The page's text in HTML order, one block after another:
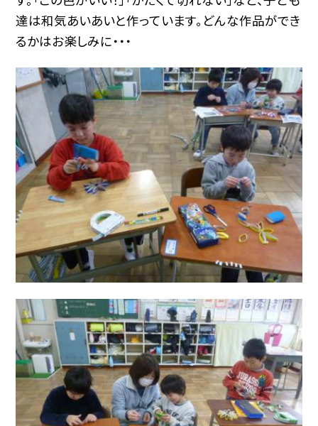
達は和気あいあいと作っています。どんな作品ができ
るかはお楽しみに・・・